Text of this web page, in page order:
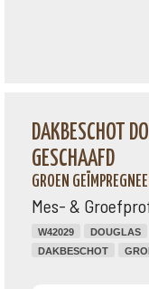
DAKBESCHOT
GESCHAAFD
GROEN
Mes- &
W42029 DOUGLAS
DAKBESCHOT